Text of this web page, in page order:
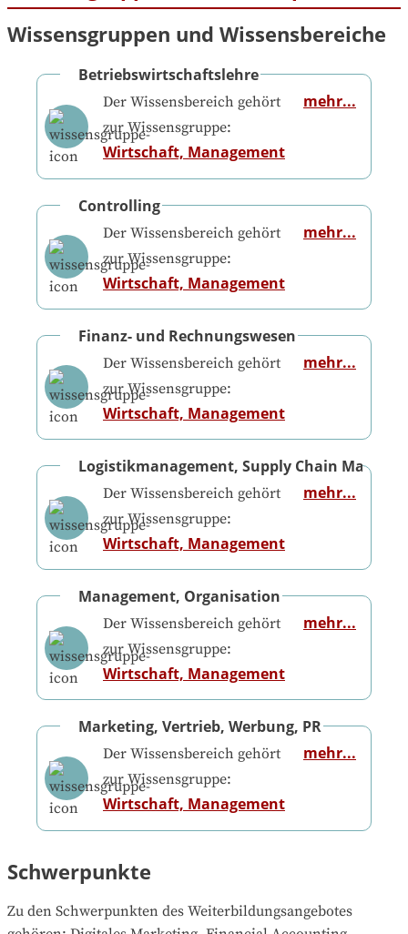
Wissensgruppen und Wissensbereiche
Betriebswirtschaftslehre
Der Wissensbereich gehört
zur Wissensgruppe:
Wirtschaft, Management
mehr...
Controlling
Der Wissensbereich gehört
zur Wissensgruppe:
Wirtschaft, Management
mehr...
Finanz- und Rechnungswesen
Der Wissensbereich gehört
zur Wissensgruppe:
Wirtschaft, Management
mehr...
Logistikmanagement, Supply Chain
Der Wissensbereich gehört
zur Wissensgruppe:
Wirtschaft, Management
mehr...
Management, Organisation
Der Wissensbereich gehört
zur Wissensgruppe:
Wirtschaft, Management
mehr...
Marketing, Vertrieb, Werbung, PR
Der Wissensbereich gehört
zur Wissensgruppe:
Wirtschaft, Management
mehr...
Schwerpunkte
Zu den Schwerpunkten des Weiterbildungsangebotes